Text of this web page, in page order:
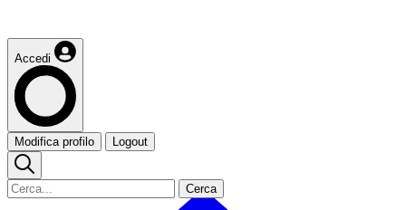
Accedi
Modifica profilo Logout
Cerca